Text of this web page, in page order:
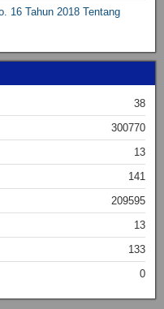
16 Tahun 2018 Tentang
38
300770
13
141
209595
13
133
0